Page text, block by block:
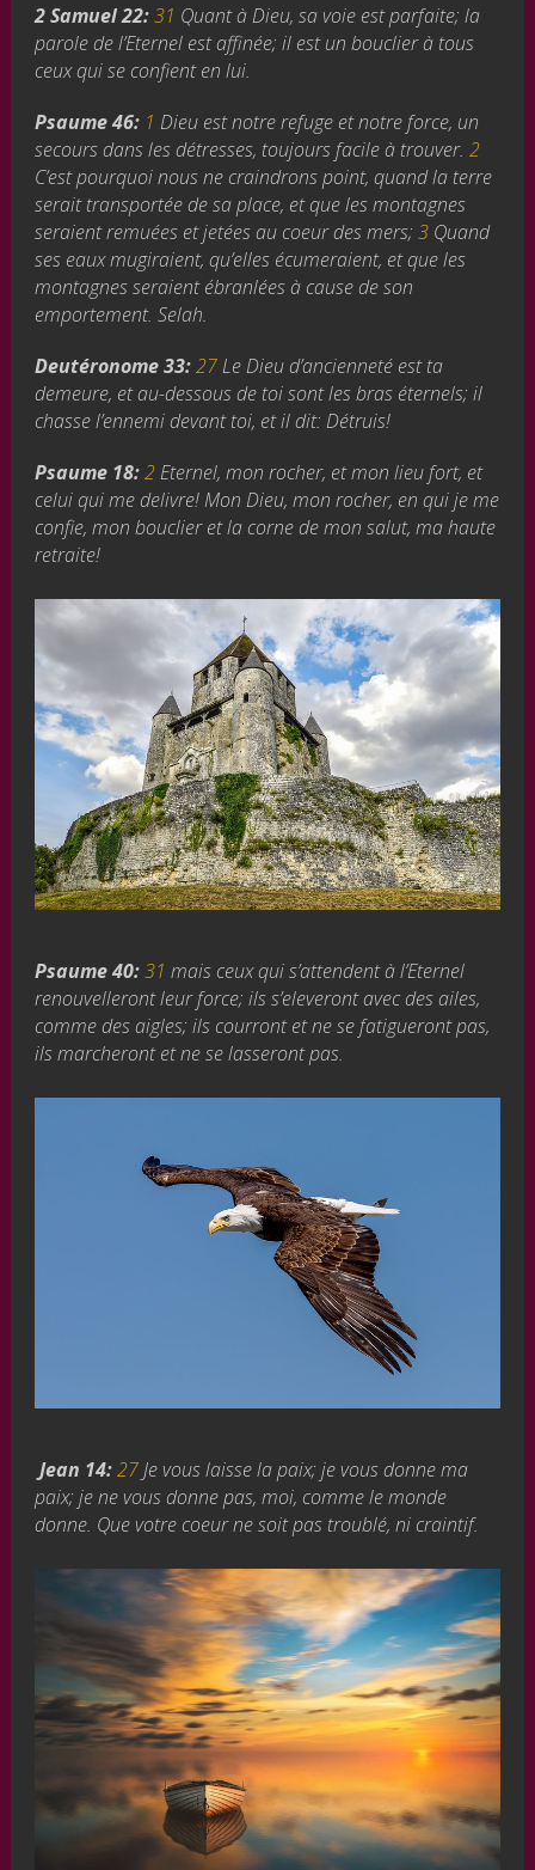
2 Samuel 22:31 Quant à Dieu, sa voie est parfaite; la
parole de l’Eternel est affinée; il est un bouclier à tous
ceux qui se confient en lui.
Psaume 46: 1 Dieu est notre refuge et notre force, un
secours dans les détresses, toujours facile à trouver.2
C’est pourquoi nous ne craindrons point, quand la terre
serait transportée de sa place, et que les montagnes
seraient remuées et jetées au coeur des mers;3 Quand
ses eaux mugiraient, qu’elles écumeraient, et que les
montagnes seraient ébranlées à cause de son
emportement. Selah.
Deutéronome 33:27Le Dieu d’ancienneté est ta
demeure, et au-dessous de toi sont les bras éternels; il
chasse l’ennemi devant toi, et il dit: Détruis!
Psaume 18:2Eternel, mon rocher, et mon lieu fort, et
celui qui me delivre! Mon Dieu, mon rocher, en qui je me
confie, mon bouclier et la corne de mon salut, ma haute
retraite!
Psaume 40:31 mais ceux qui s’attendent à l’Eternel
renouvelleront leur force; ils s’eleveront avec des ailes,
comme des aigles; ils courront et ne se fatigueront pas,
ils marcheront et ne se lasseront pas.
Jean 14:27 Je vous laisse la paix; je vous donne ma
paix; je ne vous donne pas, moi, comme le monde
donne. Que votre coeur ne soit pas troublé, ni craintif.